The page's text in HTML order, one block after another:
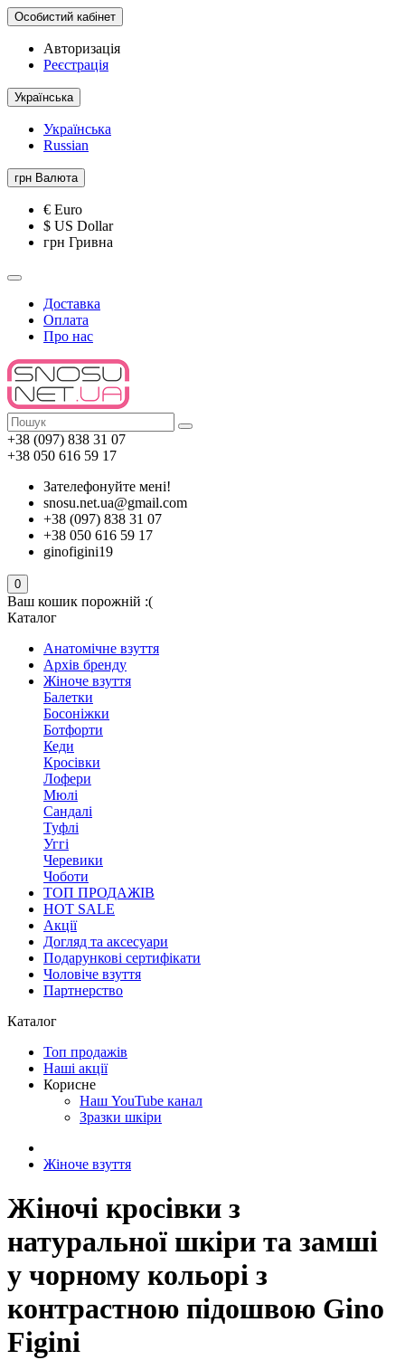
Особистий кабінет
Авторизація
Реєстрація
Українська
Українська
Russian
грн Валюта
€ Euro
$ US Dollar
грн Гривна
Доставка
Оплата
Про нас
+38 (097) 838 31 07
+38 050 616 59 17
Зателефонуйте мені!
snosu.net.ua@gmail.com
+38 (097) 838 31 07
+38 050 616 59 17
ginofigini19
0
Ваш кошик порожній :(
Каталог
Анатомічне взуття
Архів бренду
Жіноче взуття
Балетки
Босоніжки
Ботфорти
Кеди
Кросівки
Лофери
Мюлі
Сандалі
Туфлі
Уггі
Черевики
Чоботи
ТОП ПРОДАЖІВ
HOT SALE
Акції
Догляд та аксесуари
Подарункові сертифікати
Чоловіче взуття
Партнерство
Каталог
Топ продажів
Наші акції
Корисне
Наш YouTube канал
Зразки шкіри
Жіноче взуття
Жіночі кросівки з
натуральної шкіри та замші
у чорному кольорі з
контрастною підошвою Gino
Figini